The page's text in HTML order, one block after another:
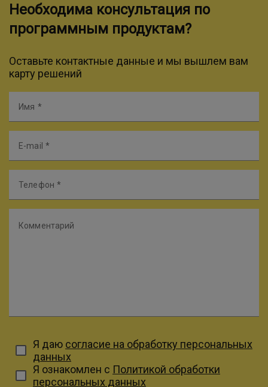
Необходима консультация по
программным продуктам?
Оставьте контактные данные и мы вышлем вам
карту решений
Имя
E-mail
Телефон
Комментарий
Я даю согласие на обработку персональных
данных
Я ознакомлен с Политикой обработки
персональных данных